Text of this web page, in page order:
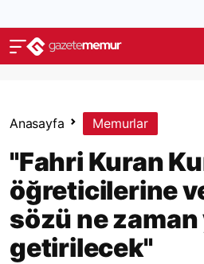
Anasayfa Memurlar
"Fahri Kuran
öğreticilerine
sözü ne
getirilecek"